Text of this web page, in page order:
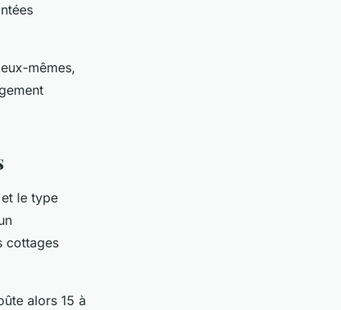
mêmes,
le type
cottages
alors 15 à